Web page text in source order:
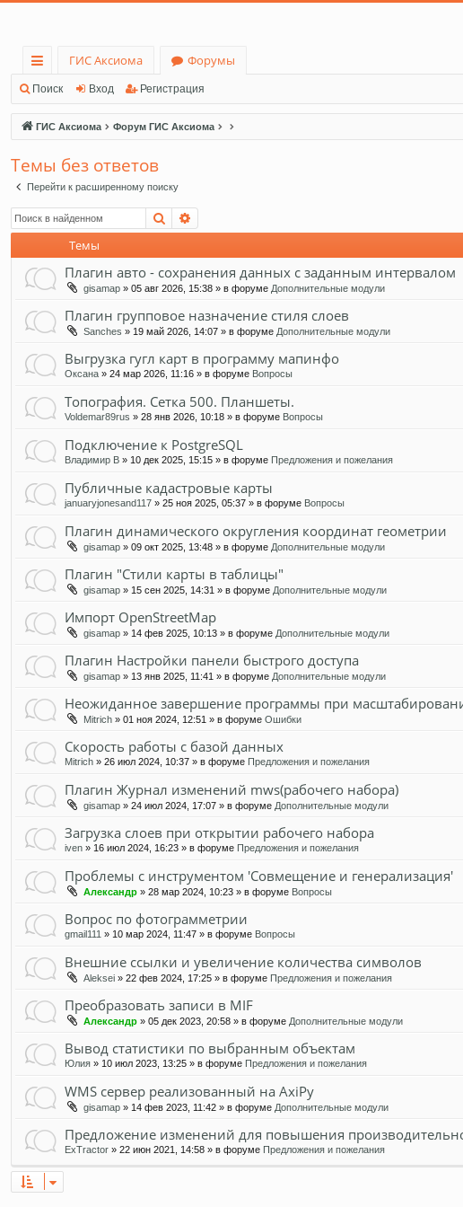
с
ы
лк
и
ГИС Аксиома
Форумы
Поиск Вход Регистрация
ГИС Аксиома Форум ГИС Аксиома
Темы без ответов
Перейти к расширенному поиску
Поиск
Темы
Плагин авто - сохранения данных с заданным интервалом
gisamap » 05 авг 2026, 15:38 » в форуме Дополнительные модули
Плагин групповое назначение стиля слоев
Sanches » 19 май 2026, 14:07 » в форуме Дополнительные модули
Выгрузка гугл карт в программу мапинфо
Оксана » 24 мар 2026, 11:16 » в форуме Вопросы
Топография. Сетка 500. Планшеты.
Voldemar89rus » 28 янв 2026, 10:18 » в форуме Вопросы
Подключение к PostgreSQL
Владимир В » 10 дек 2025, 15:15 » в форуме Предложения и пожелания
Публичные кадастровые карты
januaryjonesand117 » 25 ноя 2025, 05:37 » в форуме Вопросы
Плагин динамического округления координат геометрии
gisamap » 09 окт 2025, 13:48 » в форуме Дополнительные модули
Плагин "Стили карты в таблицы"
gisamap » 15 сен 2025, 14:31 » в форуме Дополнительные модули
Импорт OpenStreetMap
gisamap » 14 фев 2025, 10:13 » в форуме Дополнительные модули
Плагин Настройки панели быстрого доступа
gisamap » 13 янв 2025, 11:41 » в форуме Дополнительные модули
Неожиданное завершение программы при
Mitrich » 01 ноя 2024, 12:51 » в форуме Ошибки
Скорость работы с базой данных
Mitrich » 26 июл 2024, 10:37 » в форуме Предложения и пожелания
Плагин Журнал изменений mws(рабочего набора)
gisamap » 24 июл 2024, 17:07 » в форуме Дополнительные модули
Загрузка слоев при открытии рабочего набора
iven » 16 июл 2024, 16:23 » в форуме Предложения и пожелания
Проблемы с инструментом 'Совмещение и генерализация'
Александр » 28 мар 2024, 10:23 » в форуме Вопросы
Вопрос по фотограмметрии
gmail111 » 10 мар 2024, 11:47 » в форуме Вопросы
Внешние ссылки и увеличение количества символов
Aleksei » 22 фев 2024, 17:25 » в форуме Предложения и пожелания
Преобразовать записи в MIF
Александр » 05 дек 2023, 20:58 » в форуме Дополнительные модули
Вывод статистики по выбранным объектам
Юлия » 10 июл 2023, 13:25 » в форуме Предложения и пожелания
WMS сервер реализованный на AxiPy
gisamap » 14 фев 2023, 11:42 » в форуме Дополнительные модули
Предложение изменений для повышения
ExTractor » 22 июн 2021, 14:58 » в форуме Предложения и пожелания